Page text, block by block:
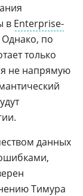
в Enterprise-
Однако, по
только
не напрямую
данных
Тимура